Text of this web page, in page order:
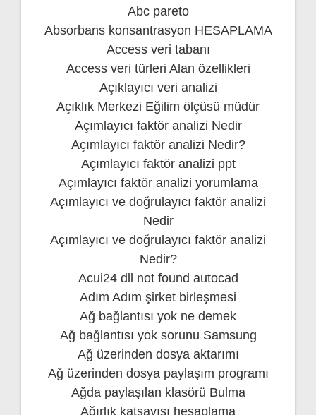
Abc pareto
Absorbans konsantrasyon HESAPLAMA
Access veri tabanı
Access veri türleri Alan özellikleri
Açıklayıcı veri analizi
Açıklık Merkezi Eğilim ölçüsü müdür
Açımlayıcı faktör analizi Nedir
Açımlayıcı faktör analizi Nedir?
Açımlayıcı faktör analizi ppt
Açımlayıcı faktör analizi yorumlama
Açımlayıcı ve doğrulayıcı faktör analizi
Nedir
Açımlayıcı ve doğrulayıcı faktör analizi
Nedir?
Acui24 dll not found autocad
Adım Adım şirket birleşmesi
Ağ bağlantısı yok ne demek
Ağ bağlantısı yok sorunu Samsung
Ağ üzerinden dosya aktarımı
Ağ üzerinden dosya paylaşım programı
Ağda paylaşılan klasörü Bulma
Ağırlık katsayısı hesaplama